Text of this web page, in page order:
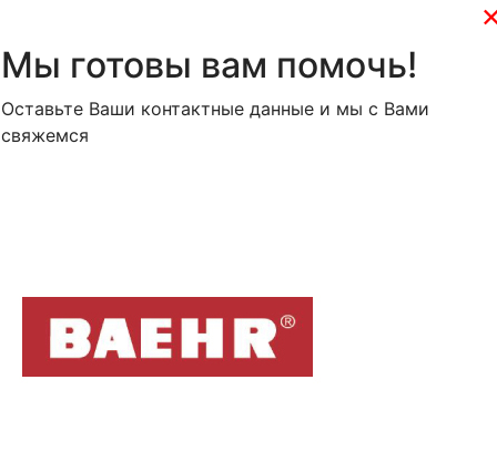
Мы готовы вам помочь!
Оставьте Ваши контактные данные и мы с Вами
свяжемся